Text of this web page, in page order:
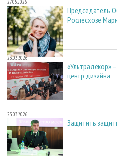
27.05.2026
Председатель
Рослесхозе
23.03.2026
«Ультрадекор»
центр дизайна
23.03.2026
Защитить